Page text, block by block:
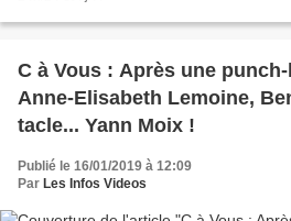
C à Vous : Après une
Anne-Elisabeth Lemoine,
tacle... Yann Moix !
Publié le 16/01/2019 à 12:09
Par Les Infos Videos